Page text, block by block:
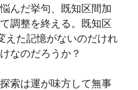
んだ挙句、既知区間加
調整を終える。既知区
えた記憶がないのだけれ
なのだろうか？
索は運が味方して無事